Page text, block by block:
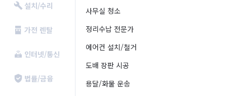
설치/수리
가전 렌탈
인터넷/통신
법률/금융
사무실 청소
정리수납 전문가
에어컨 설치/철거
도배 장판 시공
용달/화물 운송